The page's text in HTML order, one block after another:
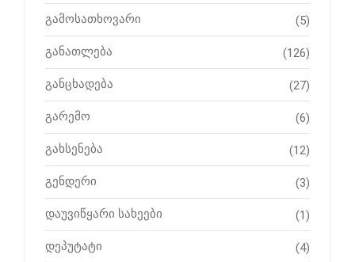
გამოსათხოვარი (5)
განათლება (126)
განცხადება (27)
გარემო (6)
გახსენება (12)
გენდერი (3)
დაუვიწყარი სახეები (1)
დეპუტატი (4)